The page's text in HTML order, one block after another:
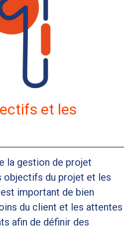
et les
la gestion de projet
objectifs du projet et les
important de bien
du client et les attentes
afin de définir des